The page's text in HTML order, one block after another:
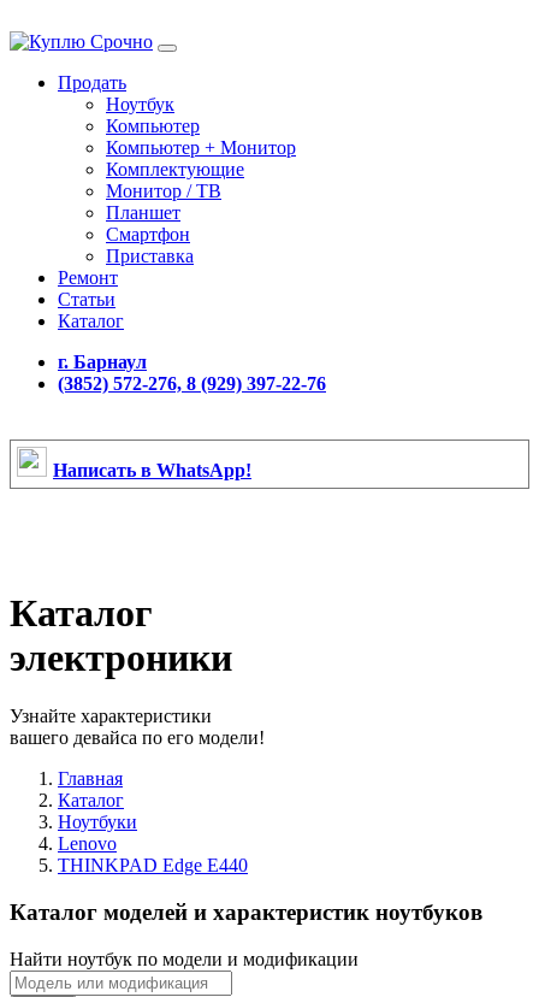
Продать
Ноутбук
Компьютер
Компьютер + Монитор
Комплектующие
Монитор / ТВ
Планшет
Смартфон
Приставка
Ремонт
Статьи
Каталог
г. Барнаул
(3852) 572-276, 8 (929) 397-22-76
Написать в WhatsApp!
Каталог
электроники
Узнайте характеристики
вашего девайса по его модели!
Главная
Каталог
Ноутбуки
Lenovo
THINKPAD Edge E440
Каталог моделей и характеристик ноутбуков
Найти ноутбук по модели и модификации